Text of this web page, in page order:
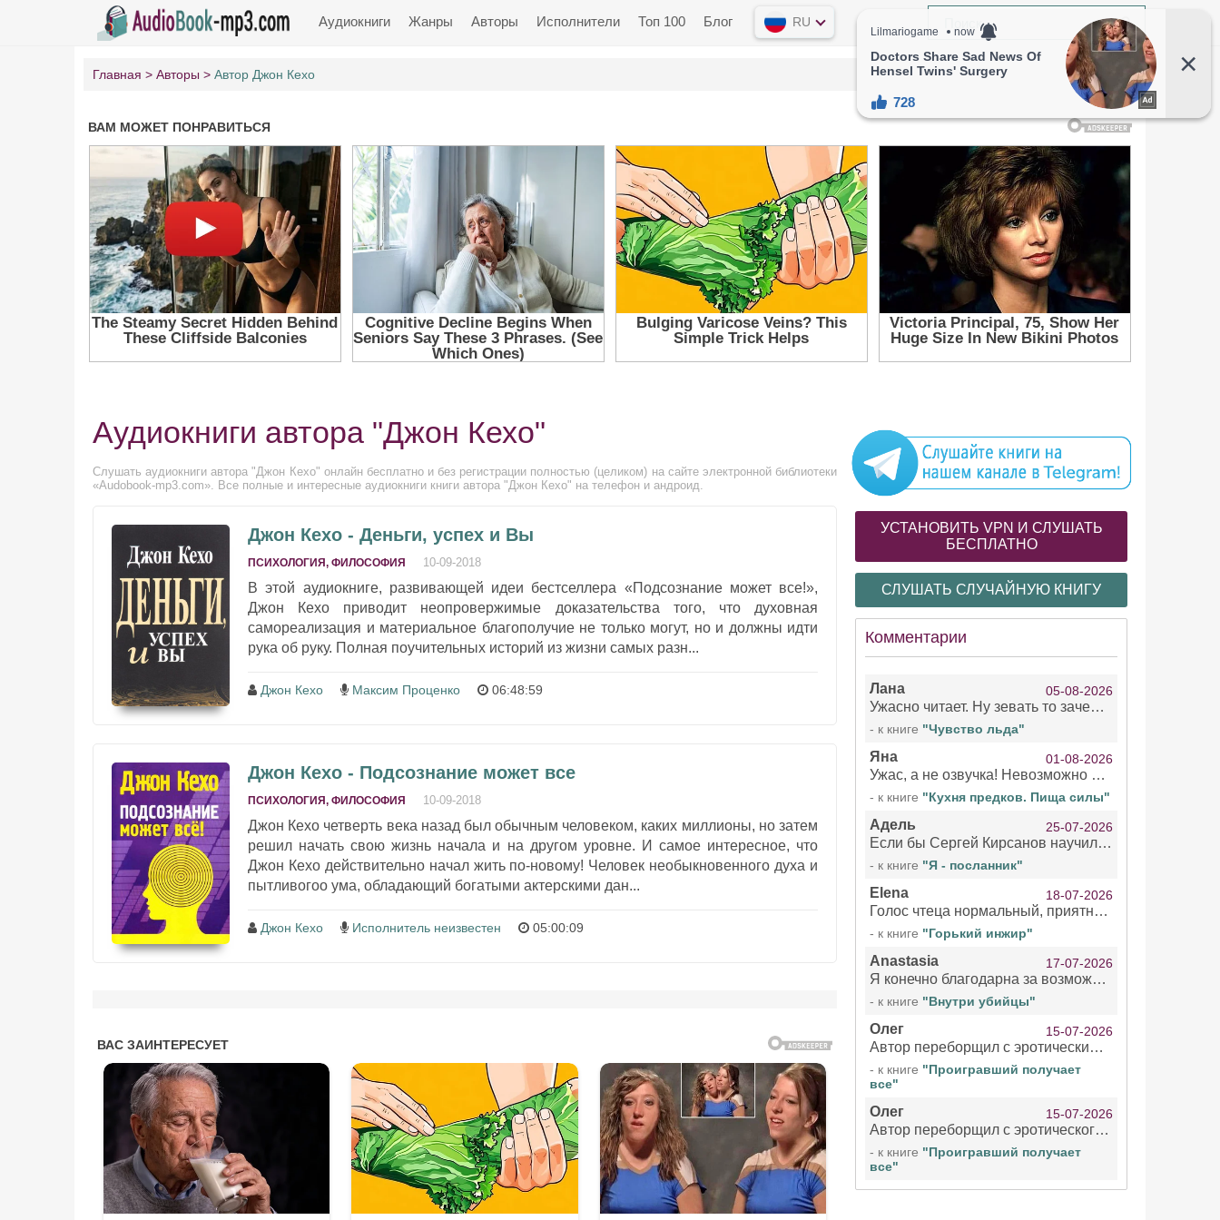
Аудиокниги Жанры Авторы Исполнители Топ 100 Блог RU
Главная Авторы Автор Джон Кехо
Аудиокниги автора "Джон Кехо"
Слушать аудиокниги автора "Джон Кехо" онлайн бесплатно и без регистрации полностью (целиком) на сайте электронной библиотеки
«Audobook-mp3.com». Все полные и интересные аудиокниги книги автора "Джон Кехо" на телефон и андроид.
Джон Кехо - Деньги, успех и Вы
ПСИХОЛОГИЯ, ФИЛОСОФИЯ 10-09-2018
В этой аудиокниге, развивающей идеи бестселлера «Подсознание может все!»,
Джон Кехо приводит неопровержимые доказательства того, что духовная
самореализация и материальное благополучие не только могут, но и должны идти
рука об руку. Полная поучительных историй из жизни самых разн...
Джон Кехо Максим Проценко 06:48:59
Джон Кехо - Подсознание может все
ПСИХОЛОГИЯ, ФИЛОСОФИЯ 10-09-2018
Джон Кехо четверть века назад был обычным человеком, каких миллионы, но затем
решил начать свою жизнь начала и на другом уровне. И самое интересное, что
Джон Кехо действительно начал жить по-новому! Человек необыкновенного духа и
пытливогоо ума, обладающий богатыми актерскими дан...
Джон Кехо Исполнитель неизвестен 05:00:09
УСТАНОВИТЬ VPN И СЛУШАТЬ
БЕСПЛАТНО
СЛУШАТЬ СЛУЧАЙНУЮ КНИГУ
Комментарии
Лана 05-08-2026
Ужасно читает. Ну зевать то зачем. Уже не говорю, что ударения ставит, как хочет.
- к книге "Чувство льда"
Яна 01-08-2026
Ужас, а не озвучка! Невозможно вникать в смысл текста из за кривляний чтеца
- к книге "Кухня предков. Пища силы"
Адель 25-07-2026
Если бы Сергей Кирсанов научился не сглатывать каждые 1-2 минуты слюну, так что слышно в микрофоне и, что вызывает отвращение, то мелжно было бы слушать.
- к книге "Я - посланник"
Elena 18-07-2026
Голос чтеца нормальный, приятный тембр. Мне очень понравилось озвучивание рассказа. Очень странный отзыв Надежды. Может у неё что-то с нервами?
- к книге "Горький инжир"
Anastasia 17-07-2026
Я конечно благодарна за возможность бесплатно слушать книги даже новинки , но чтение этой книги просто ужасно
- к книге "Внутри убийцы"
Олег 15-07-2026
Автор переборщил с эротическими сценами. Похоже, с этим у него проблемы.
- к книге "Проигравший получает
все"
Олег 15-07-2026
Автор переборщил с эротического сценами. Похоже, с этим у него проблемы.
- к книге "Проигравший получает
все"